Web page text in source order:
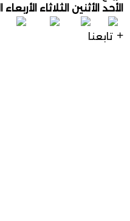
الأحد الأثنين الثلاثاء الأربعاء
تابعنا